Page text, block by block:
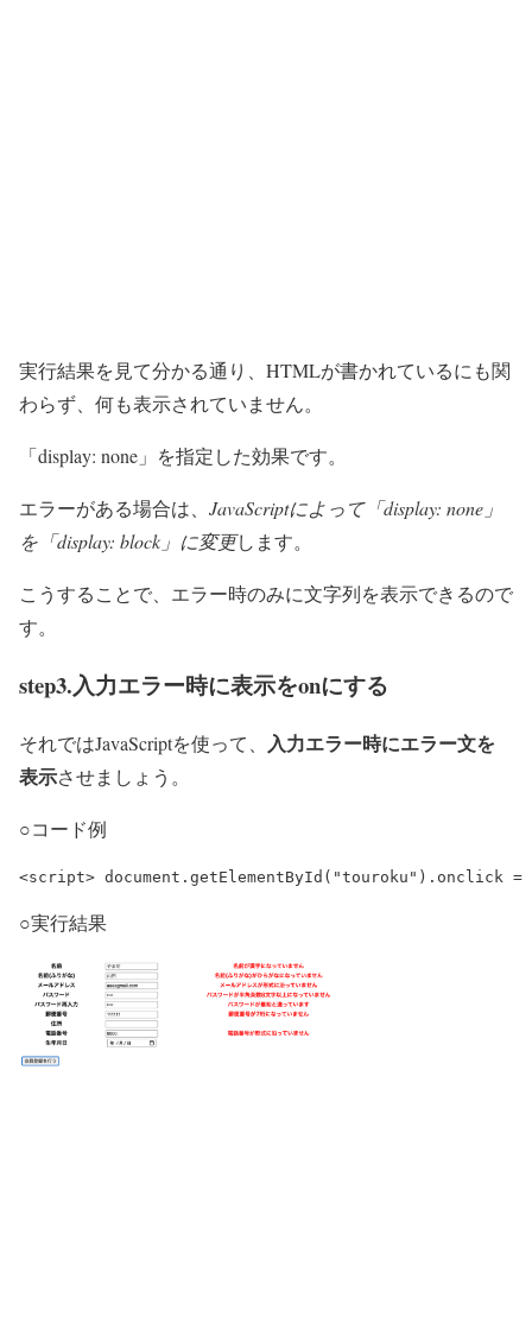
実行結果を見て分かる通り、HTMLが書かれているにも関
わらず、何も表示されていません。
「display: none」を指定した効果です。
エラーがある場合は、 JavaScriptによって「display: none」
を「display: block」に変更します。
こうすることで、エラー時のみに文字列を表示できるので
す。
step3.入力エラー時に表示をonにする
それではJavaScriptを使って、 入力エラー時にエラー文を
表示させましょう。
○コード例
<script>
○実行結果